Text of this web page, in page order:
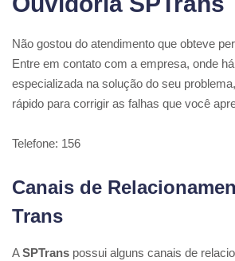
Não gostou do atendimento que obteve
Entre em contato com a empresa, onde
especializada na solução do seu
rápido para corrigir as falhas que você
Telefone: 156
Canais de
Trans
ASPTrans possui alguns canais de